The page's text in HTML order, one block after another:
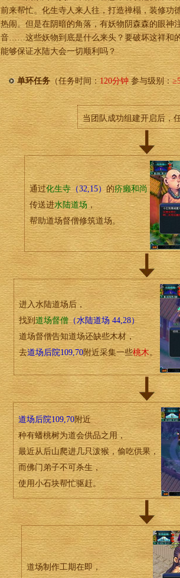
前来帮忙。化生寺人来人往，打造禅榻，装修功
热闹。但是在阴暗的角落，有妖物阴森森的眼神
音……这些妖物到底是什么来头？要破坏这祥和
能够保证水陆大会一切顺利吗？
单环任务（任务时间：120分钟参与级别：
当团队成功组建开启后，
通过化生寺（32,15）的疥癞和尚
传送进水陆道场，
帮助道场督僧修筑道场。
进入水陆道场后，
找到道场督僧（水陆道场 44,28）
道场督僧告知道场还缺些木材，
去道场后院109,70附近采集一些桃木。
道场后院109,70附近
种有蟠桃树为道会供品之用，
最近从后山爬进几只泼猴，偷吃供果，
而佛门弟子不可杀生，
使用小石块帮忙驱赶。
道场制作工期在即，